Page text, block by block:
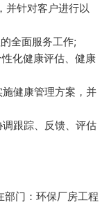
并针对客户进行以
全面服务工作;
化健康评估、健康
健康管理方案，并
跟踪、反馈、评估
门：环保厂房工程